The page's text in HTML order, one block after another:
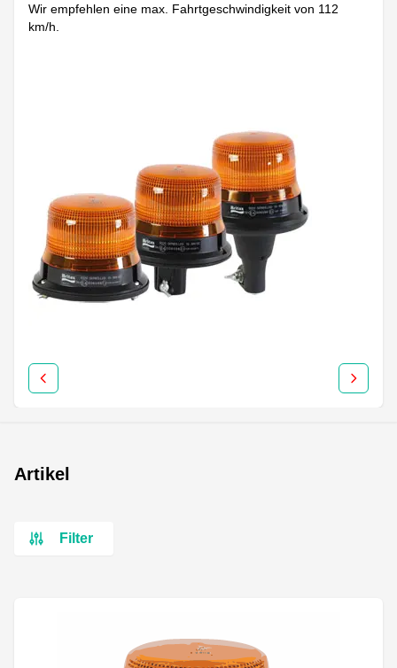
Wir empfehlen eine max. Fahrtgeschwindigkeit von 112
km/h.
Artikel
Filter